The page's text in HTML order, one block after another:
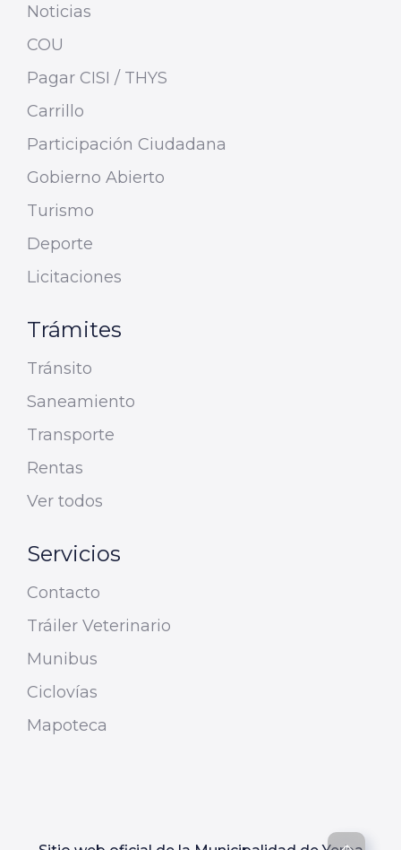
Noticias
COU
Pagar CISI / THYS
Carrillo
Participación Ciudadana
Gobierno Abierto
Turismo
Deporte
Licitaciones
Trámites
Tránsito
Saneamiento
Transporte
Rentas
Ver todos
Servicios
Contacto
Tráiler Veterinario
Munibus
Ciclovías
Mapoteca